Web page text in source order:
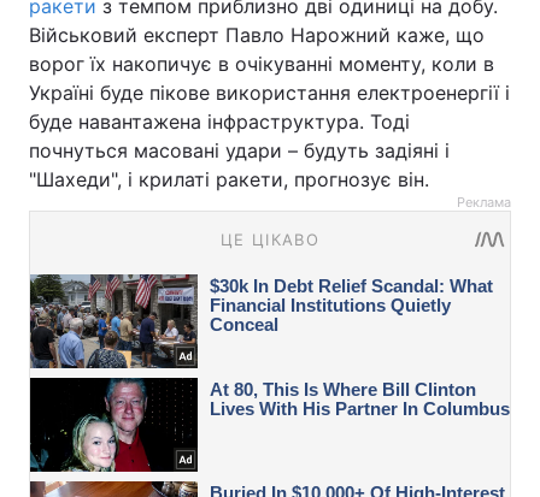
ракети з темпом приблизно дві одиниці на добу.
Військовий експерт Павло Нарожний каже, що
ворог їх накопичує в очікуванні моменту, коли в
Україні буде пікове використання електроенергії і
буде навантажена інфраструктура. Тоді
почнуться масовані удари – будуть задіяні і
"Шахеди", і крилаті ракети, прогнозує він.
Реклама